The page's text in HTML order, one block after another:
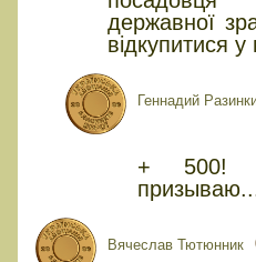
державної
відкупитися у
Геннадий
+ 500!
Вячеслав Тютюнник